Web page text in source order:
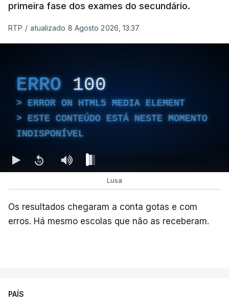
primeira fase dos exames do secundário.
RTP / atualizado 8 Agosto 2026, 13:37
ERRO 100
ERROR ON HTML5 MEDIA ELEMENT
ESTE CONTEÚDO ESTÁ NESTE MOMENTO
INDISPONÍVEL
Lusa
Os resultados chegaram a conta gotas e com
erros. Há mesmo escolas que não as receberam.
PAÍS